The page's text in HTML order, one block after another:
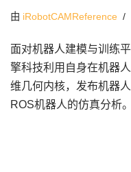
由 iRobotCAMReference
面对机器人建模与训练
擎科技利用自身在机器
维几何内核，发布机器
ROS机器人的仿真分析。